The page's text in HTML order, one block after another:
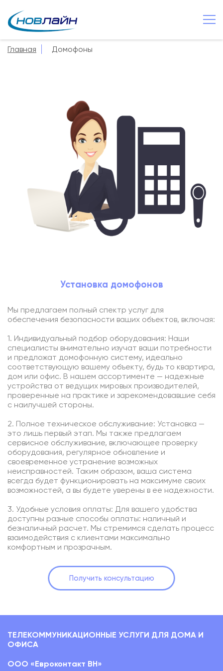
Старая Русса
Услуги
Смотрёшка
Поддержка
Зона охвата
Способы оплаты
Контакты
Подключиться
Главная Домофоны
Установка домофонов
Мы предлагаем полный спектр услуг для
обеспечения безопасности ваших объектов, включая:
1. Индивидуальный подбор оборудования: Наши
специалисты внимательно изучат ваши потребности
и предложат домофонную систему, идеально
соответствующую вашему объекту, будь то квартира,
дом или офис. В нашем ассортименте — надежные
устройства от ведущих мировых производителей,
проверенные на практике и зарекомендовавшие себя
с наилучшей стороны.
2. Полное техническое обслуживание: Установка —
это лишь первый этап. Мы также предлагаем
сервисное обслуживание, включающее проверку
оборудования, регулярное обновление и
своевременное устранение возможных
неисправностей. Таким образом, ваша система
всегда будет функционировать на максимуме своих
возможностей, а вы будете уверены в ее надежности.
3. Удобные условия оплаты: Для вашего удобства
доступны разные способы оплаты: наличный и
безналичный расчет. Мы стремимся сделать процесс
взаимодействия с клиентами максимально
комфортным и прозрачным.
Получить консультацию
ТЕЛЕКОММУНИКАЦИОННЫЕ УСЛУГИ ДЛЯ ДОМА И
ОФИСА
ООО «Евроконтакт ВН»